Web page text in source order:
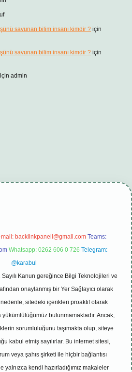
savunan bilim insanı kimdir ? için
savunan bilim insanı kimdir ? için
için admin
mail: backlinkpaneli@gmail.com Teams:
Whatsapp: 0262 606 0 726 Telegram:
@karabul
Kanun gereğince Bilgi Teknolojileri ve
onaylanmış bir Yer Sağlayıcı olarak
sitedeki içerikleri proaktif olarak
yükümlülüğümüz bulunmamaktadır. Ancak,
sorumluluğunu taşımakta olup, siteye
kabul etmiş sayılırlar. Bu internet sitesi,
veya şahıs şirketi ile hiçbir bağlantısı
yalnızca kendi hazırladığımız makaleler